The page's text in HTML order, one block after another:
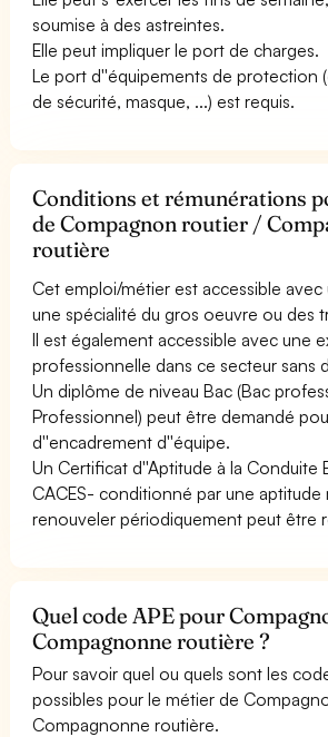
soumise à des astreintes.
Elle peut impliquer le port de charges.
Le port d''équipements de protection
de sécurité, masque, ...) est requis.
Conditions et rémunérations
de Compagnon routier /
routière
Cet emploi/métier est accessible avec
une spécialité du gros oeuvre ou des
Il est également accessible avec une
professionnelle dans ce secteur sans
Un diplôme de niveau Bac (Bac
Professionnel) peut être demandé
d''encadrement d''équipe.
Un Certificat d''Aptitude à la Conduite
CACES- conditionné par une aptitude
renouveler périodiquement peut être
Quel code APE pour
Compagnonne routière ?
Pour savoir quel ou quels sont les
possibles pour le métier de
Compagnonne routière.